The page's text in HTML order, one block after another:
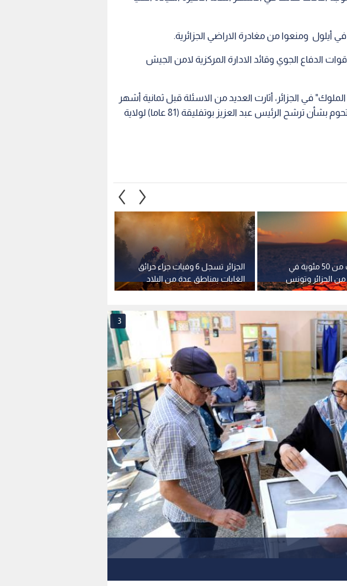
ومنعوا من مغادرة الاراضي الجزائرية.
الدفاع الجوي وقائد الادارة المركزية لامن الجيش
في الجزائر، أثارت العديد من الاسئلة قبل ثمانية أشهر
من الانتخابات الرئاسية في 2019 خصوصا مع شكوك تحوم بشأن ترشح الرئيس عبد العزيز بوتفليقة (81 عاما) لولاية
الجزائر تسجل 6 وفيات جراء حرائق
الغابات بمناطق عدة من البلاد
الحرارة تقترب من 50 مئوية في
الجزائر وتونس
3